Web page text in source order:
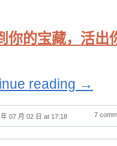
你的宝藏，活
reading →
07 月 02 日 at 17:18 7